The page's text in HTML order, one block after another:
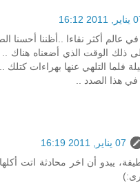
16:12
عالم أكثر نقاءا ..أظننا أحسنا
ذلك الوقت الذي أضعناه هناك ..
فلما التلهي عنها بهراءات كتلك ..
هذا الصدد ..
07 يناير, 2011 16:19
يبدو أن اخر محادثة اتت